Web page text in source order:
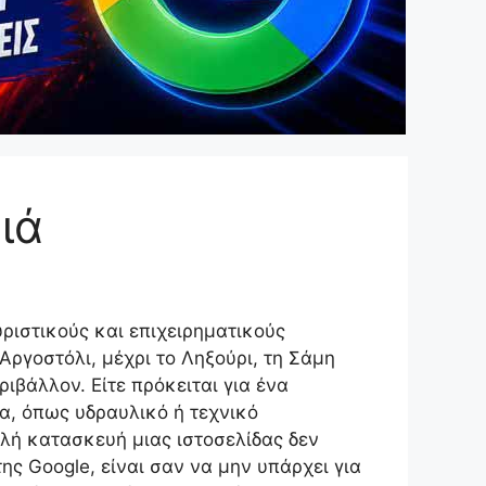
και επιχειρηματικούς
μέχρι το Ληξούρι, τη Σάμη
Είτε πρόκειται για ένα
όπως υδραυλικό ή τεχνικό
κατασκευή μιας ιστοσελίδας δεν
Google, είναι σαν να μην υπάρχει για